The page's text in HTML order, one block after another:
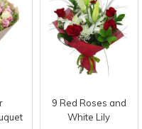
9 Red Roses and
White Lily